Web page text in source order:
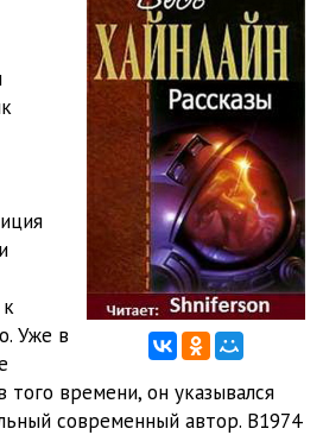
10:36
17:57
16:31
13:41
12:54
10:21
12:45
09:23
Уже в
времени, он указывался
современный автор. В1974